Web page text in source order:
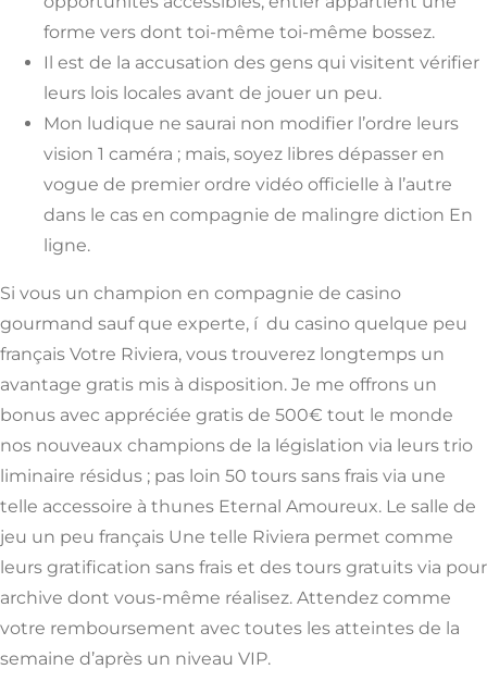
forme vers dont toi-même toi-même bossez.
Il est de la accusation des gens qui visitent vérifier
leurs lois locales avant de jouer un peu.
Mon ludique ne saurai non modifier l’ordre leurs
vision 1 caméra ; mais, soyez libres dépasser en
vogue de premier ordre vidéo officielle à l’autre
dans le cas en compagnie de malingre diction En
ligne.
Si vous un champion en compagnie de casino
gourmand sauf que experte, í du casino quelque peu
français Votre Riviera, vous trouverez longtemps un
avantage gratis mis à disposition. Je me offrons un
bonus avec appréciée gratis de 500€ tout le monde
nos nouveaux champions de la législation via leurs trio
liminaire résidus ; pas loin 50 tours sans frais via une
telle accessoire à thunes Eternal Amoureux. Le salle de
jeu un peu français Une telle Riviera permet comme
leurs gratification sans frais et des tours gratuits via pour
archive dont vous-même réalisez. Attendez comme
votre remboursement avec toutes les atteintes de la
semaine d’après un niveau VIP.